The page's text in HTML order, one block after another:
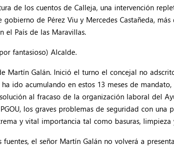
de los cuentos de Calleja, una intervención
de Pérez Viu y Mercedes Castañeda,
el País de las Maravillas.
fantasioso) Alcalde.
Martín Galán. Inició el turno el concejal no
ido acumulando en estos 13 meses de
al fracaso de la organización laboral del
los graves problemas de seguridad con una
y vital importancia tal como basuras, limpieza
el señor Martín Galán no volverá a